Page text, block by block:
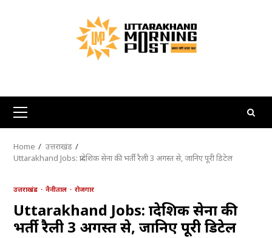
Primary
Menu
Home
उत्तराखंड
Uttarakhand Jobs: प्रादेशिक सेना की भर्ती रैली 3 अगस्त से, जानिए पूरी डिटेल
उत्तराखंड नैनीताल रोजगार
Uttarakhand Jobs: प्रादेशिक सेना की
भर्ती रैली 3 अगस्त से, जानिए पूरी डिटेल